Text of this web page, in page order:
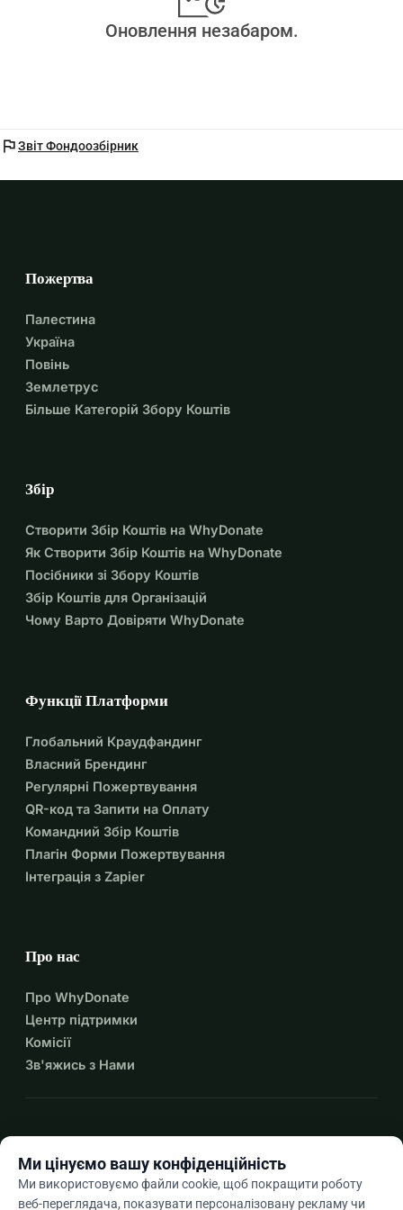
Оновлення незабаром.
flagЗвіт Фондоозбірник
Пожертва
Палестина
Україна
Повінь
Землетрус
Більше Категорій Збору Коштів
Збір
Створити Збір Коштів на WhyDonate
Як Створити Збір Коштів на WhyDonate
Посібники зі Збору Коштів
Збір Коштів для Організацій
Чому Варто Довіряти WhyDonate
Функції Платформи
Глобальний Краудфандинг
Власний Брендинг
Регулярні Пожертвування
QR-код та Запити на Оплату
Командний Збір Коштів
Плагін Форми Пожертвування
Інтеграція з Zapier
Про нас
Про WhyDonate
Центр підтримки
Комісії
Зв'яжись з Нами
Ми цінуємо вашу конфіденційність
Ми використовуємо файли cookie, щоб покращити роботу
веб-переглядача, показувати персоналізовану рекламу чи